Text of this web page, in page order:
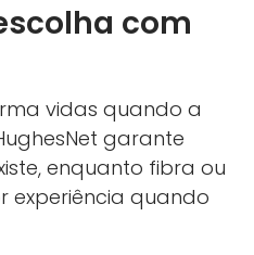
com
vidas quando a
garante
enquanto fibra ou
experiência quando